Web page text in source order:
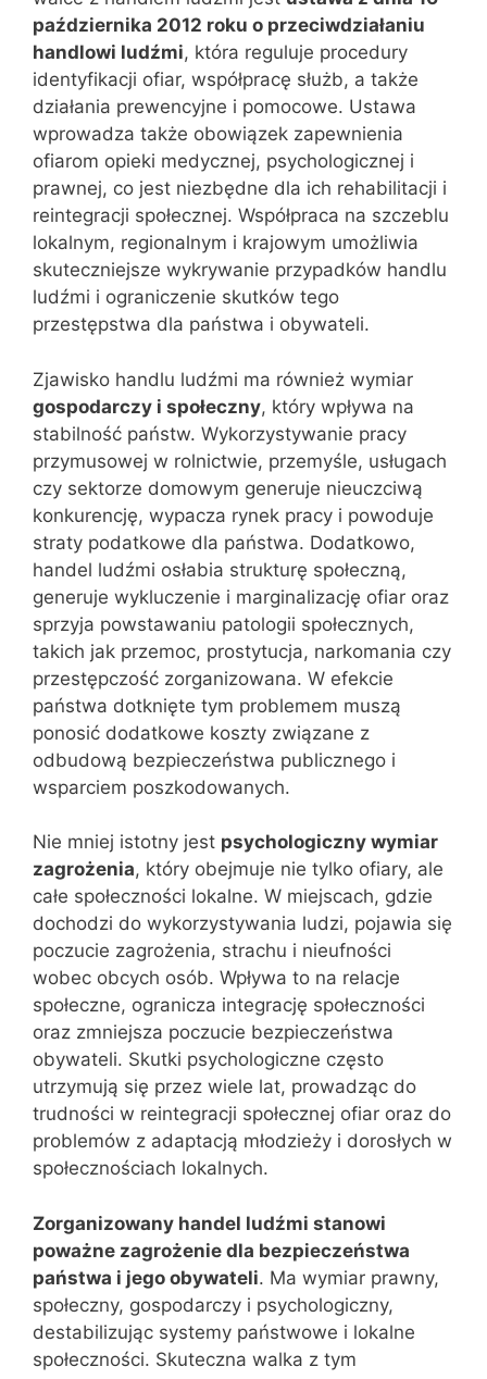
października 2012 roku o przeciwdziałaniu
handlowi ludźmi, która reguluje procedury
identyfikacji ofiar, współpracę służb, a także
działania prewencyjne i pomocowe. Ustawa
wprowadza także obowiązek zapewnienia
ofiarom opieki medycznej, psychologicznej i
prawnej, co jest niezbędne dla ich rehabilitacji i
reintegracji społecznej. Współpraca na szczeblu
lokalnym, regionalnym i krajowym umożliwia
skuteczniejsze wykrywanie przypadków handlu
ludźmi i ograniczenie skutków tego
przestępstwa dla państwa i obywateli.
Zjawisko handlu ludźmi ma również wymiar
gospodarczy i społeczny, który wpływa na
stabilność państw. Wykorzystywanie pracy
przymusowej w rolnictwie, przemyśle, usługach
czy sektorze domowym generuje nieuczciwą
konkurencję, wypacza rynek pracy i powoduje
straty podatkowe dla państwa. Dodatkowo,
handel ludźmi osłabia strukturę społeczną,
generuje wykluczenie i marginalizację ofiar oraz
sprzyja powstawaniu patologii społecznych,
takich jak przemoc, prostytucja, narkomania czy
przestępczość zorganizowana. W efekcie
państwa dotknięte tym problemem muszą
ponosić dodatkowe koszty związane z
odbudową bezpieczeństwa publicznego i
wsparciem poszkodowanych.
Nie mniej istotny jest psychologiczny wymiar
zagrożenia, który obejmuje nie tylko ofiary, ale
całe społeczności lokalne. W miejscach, gdzie
dochodzi do wykorzystywania ludzi, pojawia się
poczucie zagrożenia, strachu i nieufności
wobec obcych osób. Wpływa to na relacje
społeczne, ogranicza integrację społeczności
oraz zmniejsza poczucie bezpieczeństwa
obywateli. Skutki psychologiczne często
utrzymują się przez wiele lat, prowadząc do
trudności w reintegracji społecznej ofiar oraz do
problemów z adaptacją młodzieży i dorosłych w
społecznościach lokalnych.
Zorganizowany handel ludźmi stanowi
poważne zagrożenie dla bezpieczeństwa
państwa i jego obywateli. Ma wymiar prawny,
społeczny, gospodarczy i psychologiczny,
destabilizując systemy państwowe i lokalne
społeczności. Skuteczna walka z tym